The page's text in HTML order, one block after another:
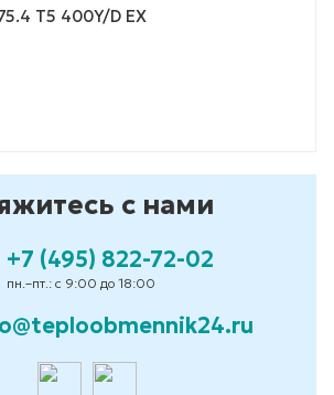
T5 400Y/D EX
с нами
+7 (495) 822-72-02
пн.–пт.: с 9:00 до 18:00